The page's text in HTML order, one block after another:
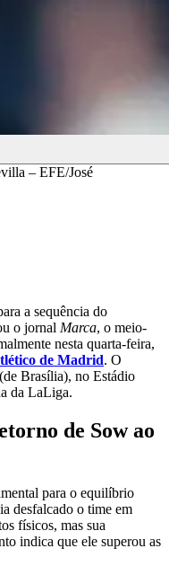
– EFE/José
a sequência do
o jornal Marca, o meio-
nesta quarta-feira,
de Madrid. O
Brasília), no Estádio
da LaLiga.
de Sow ao
para o equilíbrio
desfalcado o time em
físicos, mas sua
indica que ele superou as